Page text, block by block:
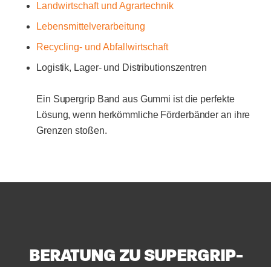
Landwirtschaft und Agrartechnik
Lebensmittelverarbeitung
Recycling- und Abfallwirtschaft
Logistik, Lager- und Distributionszentren
Ein Supergrip Band aus Gummi ist die perfekte
Lösung, wenn herkömmliche Förderbänder an ihre
Grenzen stoßen.
BERATUNG ZU SUPERGRIP-